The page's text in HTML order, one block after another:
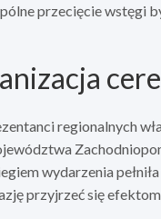
przecięcie wstęgi
regionalnych
wydarzenia
przyjrzeć się